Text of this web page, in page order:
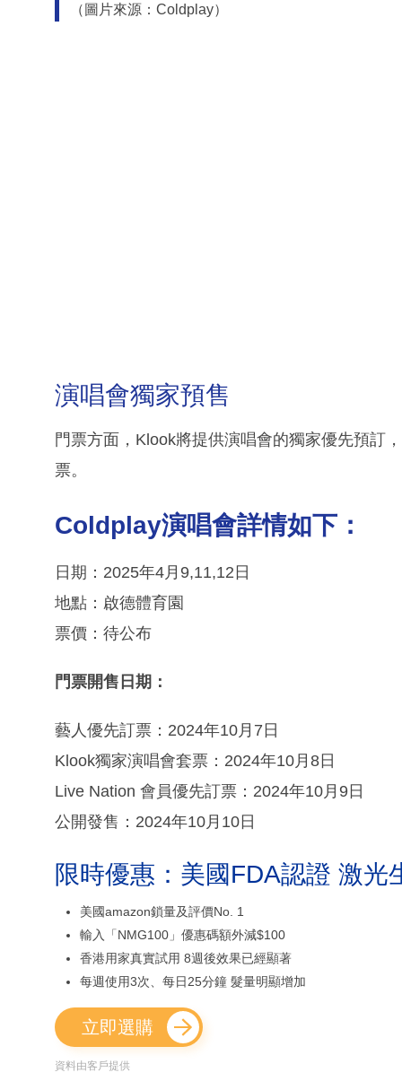
（圖片來源：Coldplay）
演唱會獨家預售
門票方面，Klook將提供演唱會的獨家優先預訂
票。
Coldplay演唱會詳情如下：
日期：2025年4月9,11,12日
地點：啟德體育園
票價：待公布
門票開售日期：
藝人優先訂票：2024年10月7日
Klook獨家演唱會套票：2024年10月8日
Live Nation 會員優先訂票：2024年10月9日
公開發售：2024年10月10日
限時優惠：美國FDA認證 激光
美國amazon鎖量及評價No. 1
輸入「NMG100」優惠碼額外減$100
香港用家真實試用 8週後效果已經顯著
每週使用3次、每日25分鐘 髮量明顯增加
立即選購
資料由客戶提供